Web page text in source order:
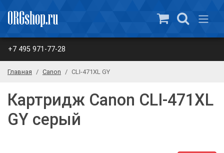
+7 495 971-77-28
Главная Canon CLI-471XL GY
Картридж Canon CLI-471XL
GY серый